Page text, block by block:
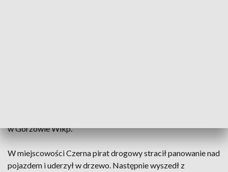
w Gorzowie Wlkp.
W miejscowości Czerna pirat drogowy stracił panowanie nad
pojazdem i uderzył w drzewo. Następnie wyszedł z